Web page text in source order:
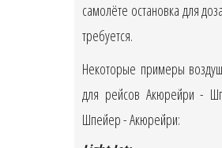
самолёте остановка для
требуется.
Некоторые примеры
для рейсов Акюрейри -
Шпейер - Акюрейри: